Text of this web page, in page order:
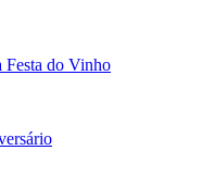
Festa do Vinho